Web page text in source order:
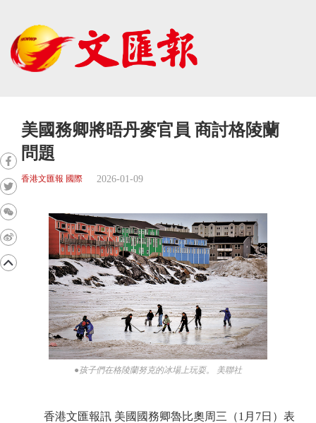
美國務卿將晤丹麥官員 商討格陵蘭
問題
香港文匯報 國際 2026-01-09
●孩子們在格陵蘭努克的冰場上玩耍。 美聯社
香港文匯報訊 美國國務卿魯比奧周三（1月7日）表